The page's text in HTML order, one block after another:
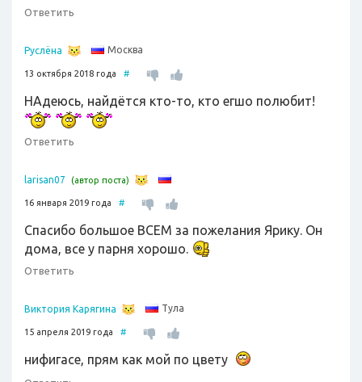
Ответить
Руслёна Москва
13 октября 2018 года #
НАдеюсь, найдётся кто-то, кто егшо полюбит!
Ответить
larisan07 (автор поста)
16 января 2019 года #
Спасибо большое ВСЕМ за пожелания Ярику. Он
дома, все у парня хорошо.
Ответить
Виктория Карягина Тула
15 апреля 2019 года #
нифигасе, прям как мой по цвету